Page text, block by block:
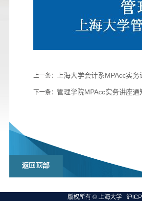
上一条： 上海大学会计系MPAcc实
下一条： 管理学院MPAcc实务讲座通
版权所有 © 上海大学 沪